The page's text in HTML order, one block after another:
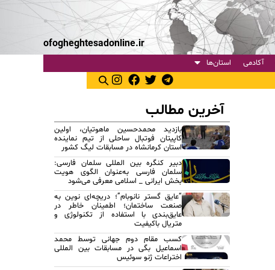
ofogheghtesadonline.ir
آکادمی استان‌ها
آخرین مطالب
بازدید محمدحسین ماهوتیان، اولین
کاپیتان فوتبال ساحلی از تیم نماینده
استان کرمانشاه در مسابقات لیگ کشور
دبیر کنگره بین المللی سلمان فارسی:
سلمان فارسی به‌عنوان الگوی هویت
بخش ایرانی _ اسلامی معرفی می‌شود
“عایق گستر نانوبام”؛ دریچه‌ای نوین به
صنعت ساختمان؛ اطمینان خاطر در
عایق‌بندی با استفاده از تکنولوژی و
متریال باکیفیت
کسب مقام دوم جهانی توسط محمد
اسماعیل بگی در مسابقات بین المللی
اختراعات ژنو سوئیس